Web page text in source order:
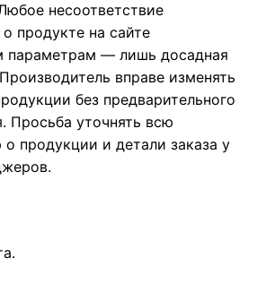
несоответствие
продукте на сайте
параметрам — лишь досадная
вправе изменять
без предварительного
Просьба уточнять всю
продукции и детали заказа у